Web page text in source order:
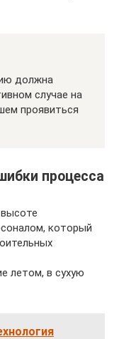
должна
случае на
проявиться
процесса
который
летом, в сухую